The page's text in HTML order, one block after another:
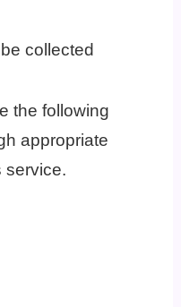
collected
the following
appropriate
service.